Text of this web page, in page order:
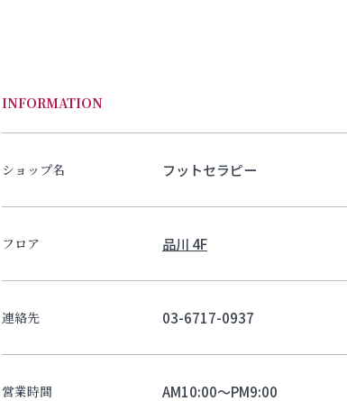
INFORMATION
ショップ名 フットセラピー
フロア 品川 4F
連絡先 03-6717-0937
営業時間 AM10:00～PM9:00